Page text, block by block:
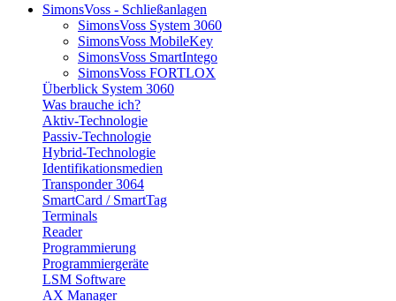
SimonsVoss - Schließanlagen
SimonsVoss System 3060
SimonsVoss MobileKey
SimonsVoss SmartIntego
SimonsVoss FORTLOX
Überblick System 3060
Was brauche ich?
Aktiv-Technologie
Passiv-Technologie
Hybrid-Technologie
Identifikationsmedien
Transponder 3064
SmartCard / SmartTag
Terminals
Reader
Programmierung
Programmiergeräte
LSM Software
AX Manager